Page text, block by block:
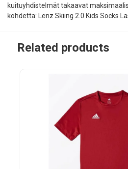
kuituyhdistelmät takaavat
kohdetta: Lenz Skiing 2.0 Kids Socks
Related products